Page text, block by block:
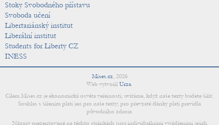
Stoky Svobodného přístavu
Svoboda učení
Libertariánský institut
Liberální institut
Students for Liberty CZ
INESS
Mises.cz, 2026
Web vytvořil Urza.
Cílem Mises.cz je ekonomická osvěta veřejnosti; uvítáme, když naše texty budete šířit.
Souhlas s šířením platí jen pro naše texty; pro převzaté články platí pravidla
původního zdroje.
Názory prezentované na těchto stránkách jsou individuálními vyjádřeními jejich